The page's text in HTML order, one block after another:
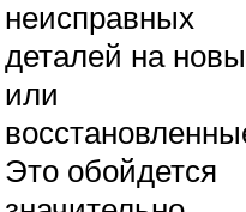
неисправных
деталей на
или
Это обойдется